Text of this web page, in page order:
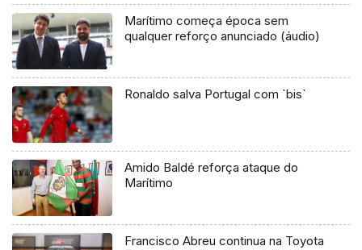
Marítimo começa época sem
qualquer reforço anunciado (áudio)
Ronaldo salva Portugal com `bis`
Amido Baldé reforça ataque do
Marítimo
Francisco Abreu continua na Toyota